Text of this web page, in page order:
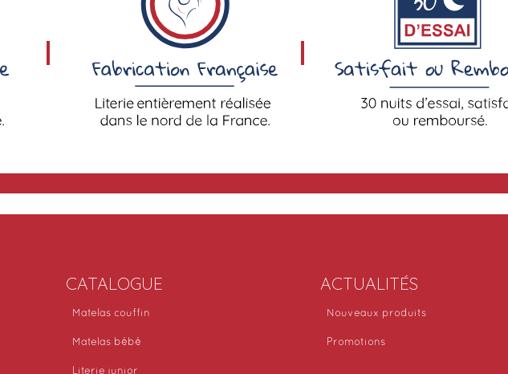
CATALOGUE
Matelas couffin
Matelas bébé
Literie junior
ACTUALITÉS
Nouveaux produits
Promotions